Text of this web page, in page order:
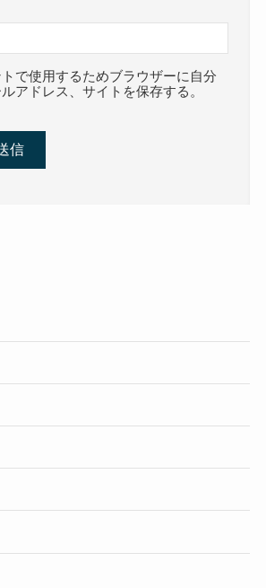
で使用するためブラウザーに自分
アドレス、サイトを保存する。